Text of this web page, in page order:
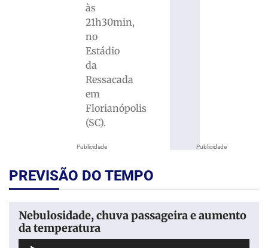
Publicidade
às
21h30min,
no
Estádio
da
Ressacada
em
Florianópolis
(SC).
Publicidade
PREVISÃO DO TEMPO
Nebulosidade, chuva passageira e aumento
da temperatura
Tocador